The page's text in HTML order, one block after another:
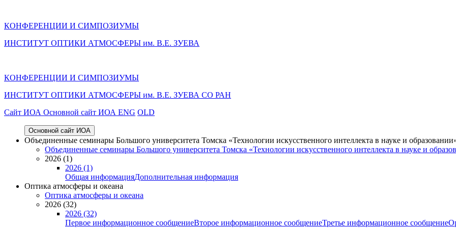
КОНФЕРЕНЦИИ И СИМПОЗИУМЫ
ИНСТИТУТ ОПТИКИ АТМОСФЕРЫ им. В.Е. ЗУЕВА
КОНФЕРЕНЦИИ И СИМПОЗИУМЫ
ИНСТИТУТ ОПТИКИ АТМОСФЕРЫ им. В.Е. ЗУЕВА СО РАН
Cайт ИОА Основной сайт ИОА ENG OLD
Основной сайт ИОА
Объединенные семинары Большого университета Томска «Технологии искусственного интеллекта в науке и
Объединенные семинары Большого университета Томска «Технологии искусственного интеллекта в науке и
2026 (1)
2026 (1)
Общая информацияДополнительная информация
Оптика атмосферы и океана
Оптика атмосферы и океана
2026 (32)
2026 (32)
Первое информационное сообщениеВторое информационное сообщениеТретье информационное сообщение